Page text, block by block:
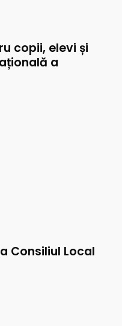
copii, elevi și
a
Consiliul Local